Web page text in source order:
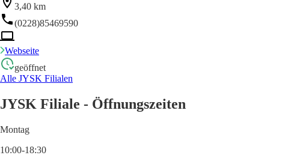
3,40 km
(0228)85469590
Webseite
geöffnet
Alle JYSK Filialen
JYSK Filiale - Öffnungszeiten
Montag
10:00-18:30